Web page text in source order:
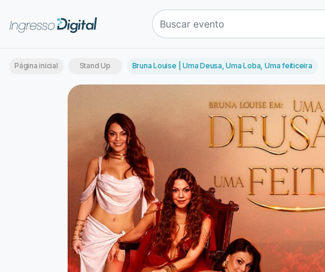
Página inicial Stand Up Bruna Louise | Uma Deusa, Uma Loba, Uma feiticeira